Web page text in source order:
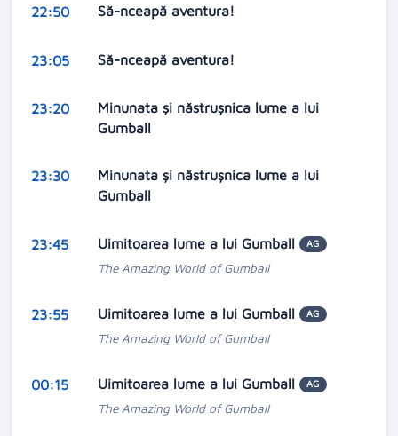
22:50 Să-nceapă aventura!
23:05 Să-nceapă aventura!
23:20
Minunata și năstrușnica lume a lui
Gumball
23:30
Minunata și năstrușnica lume a lui
Gumball
23:45 Uimitoarea lume a lui Gumball AG
The Amazing World of Gumball
23:55 Uimitoarea lume a lui Gumball AG
The Amazing World of Gumball
00:15 Uimitoarea lume a lui Gumball AG
The Amazing World of Gumball